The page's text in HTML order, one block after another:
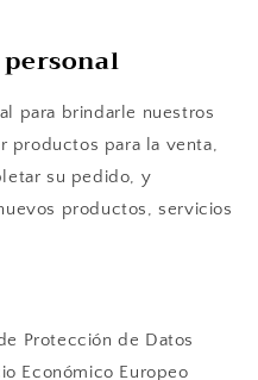
para brindarle nuestros
productos para la venta,
su pedido, y
productos, servicios
Protección de Datos
Económico Europeo